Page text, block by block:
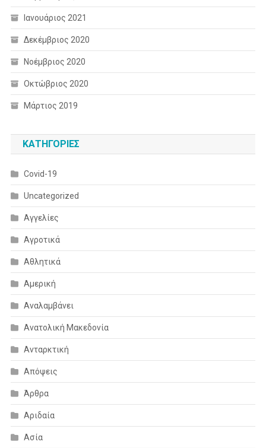
Ιανουάριος 2021
Δεκέμβριος 2020
Νοέμβριος 2020
Οκτώβριος 2020
Μάρτιος 2019
KΑΤΗΓΟΡΊΕΣ
Covid-19
Uncategorized
Αγγελίες
Αγροτικά
Αθλητικά
Αμερική
Αναλαμβάνει
Ανατολική Μακεδονία
Ανταρκτική
Απόψεις
Άρθρα
Αριδαία
Ασία